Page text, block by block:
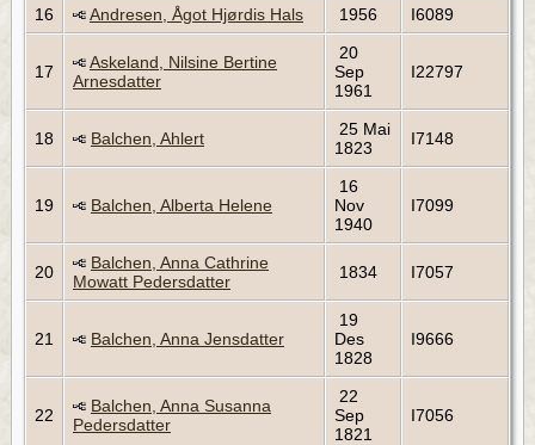
16
Andresen, Ågot Hjørdis Hals 1956 I6089
17
Askeland, Nilsine Bertine
Arnesdatter
20
Sep
1961
I22797
18 Balchen, Ahlert
25 Mai
1823
I7148
19 Balchen, Alberta Helene
16
Nov
1940
I7099
20
Balchen, Anna Cathrine
Mowatt Pedersdatter
1834 I7057
21 Balchen, Anna Jensdatter
19
Des
1828
I9666
22
Balchen, Anna Susanna
Pedersdatter
22
Sep
1821
I7056